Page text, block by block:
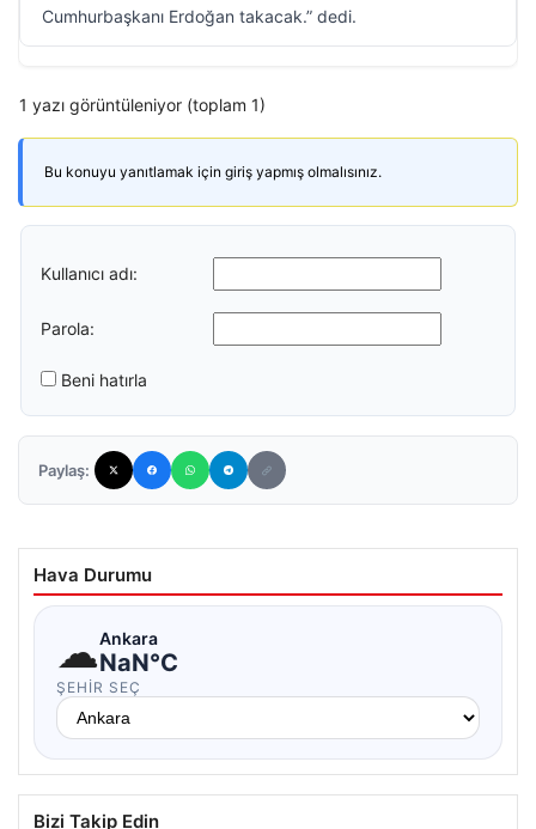
Cumhurbaşkanı Erdoğan takacak.” dedi.
1 yazı görüntüleniyor (toplam 1)
Bu konuyu yanıtlamak için giriş yapmış olmalısınız.
Kullanıcı adı:
Parola:
Beni hatırla
Paylaş:
Hava Durumu
☁Ankara
NaN°C
ŞEHIR SEÇ
Bizi Takip Edin